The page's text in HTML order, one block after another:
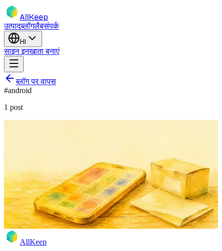
AllKeep
उत्पादब्लॉगलैबसंपर्क
HI
साइन इनखाता बनाएं
ब्लॉग पर वापस
#android
1 post
एक साल वेब पर, अब आपकी जेब में। Android पर क्या शिप हुआ, क्या जान-
बूझकर ग़ायब है, और iOS से पहले Android क्यों।
27 अप्रैल 2026Rodion
AllKeep